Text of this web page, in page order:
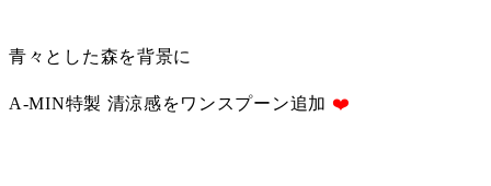
青々とした森を背景に
A-MIN特製 清涼感をワンスプーン追加 ❤️